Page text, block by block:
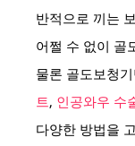
반적으로 끼는
어쩔 수 없이 골
물론 골도보청
트, 인공와우 수
다양한 방법을